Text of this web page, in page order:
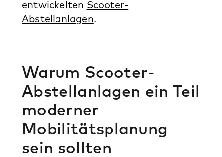
entwickelten Scooter-
Abstellanlagen.
Warum Scooter-
Abstellanlagen ein Teil
moderner
Mobilitätsplanung
sein sollten